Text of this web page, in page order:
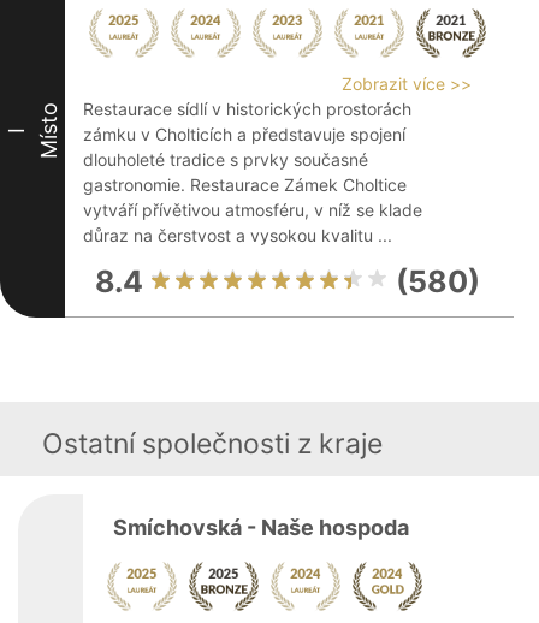
I Místo
Zobrazit více >>
Restaurace sídlí v historických prostorách
zámku v Cholticích a představuje spojení
dlouholeté tradice s prvky současné
gastronomie. Restaurace Zámek Choltice
vytváří přívětivou atmosféru, v níž se klade
důraz na čerstvost a vysokou kvalitu ...
8.4 (580)
Ostatní společnosti z kraje
Smíchovská - Naše hospoda